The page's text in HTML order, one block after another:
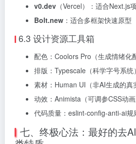
v0.dev （Vercel）：适合Next.js
Bolt.new ：适合多框架快速原型
6.3 设计资源工具箱
配色：Coolors Pro（生成情绪化
排版：Typescale（科学字号系统）
素材：Human UI（非AI生成的真
动效：Animista（可调参CSS动画
代码质量：eslint-config-anti-ai规
七、终极心法：最好的去